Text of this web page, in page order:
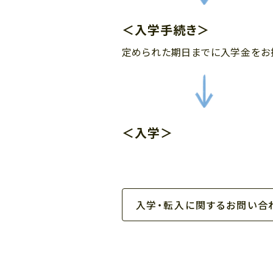
＜入学手続き＞
定められた期日までに入学金をお
＜入学＞
入学・転入に関するお問い合